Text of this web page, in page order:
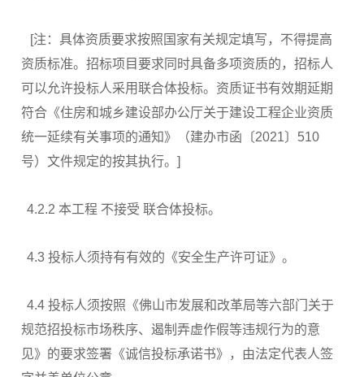
[注：具体资质要求按照国家有关规定填写，不得提高
资质标准。招标项目要求同时具备多项资质的，招标人
可以允许投标人采用联合体投标。资质证书有效期延期
符合《住房和城乡建设部办公厅关于建设工程企业资质
统一延续有关事项的通知》（建办市函〔2021〕510
号）文件规定的按其执行。]
4.2.2 本工程 不接受 联合体投标。
4.3 投标人须持有有效的《安全生产许可证》。
4.4 投标人须按照《佛山市发展和改革局等六部门关于
规范招投标市场秩序、遏制弄虚作假等违规行为的意
见》的要求签署《诚信投标承诺书》，由法定代表人签